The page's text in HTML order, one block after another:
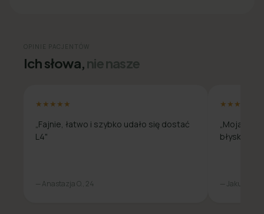
OPINIE PACJENTÓW
Ich słowa,nie nasze
★★★★★
„Fajnie, łatwo i szybko udało się dostać
L4"
— Anastazja O., 24
★★★★★
„Moja
— Jakub L., 31